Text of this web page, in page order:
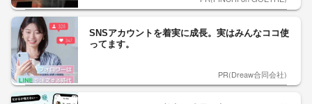
SNSアカウントを着実に成長。実はみんなココ使
ってます。
PR(Dreaw合同会社)